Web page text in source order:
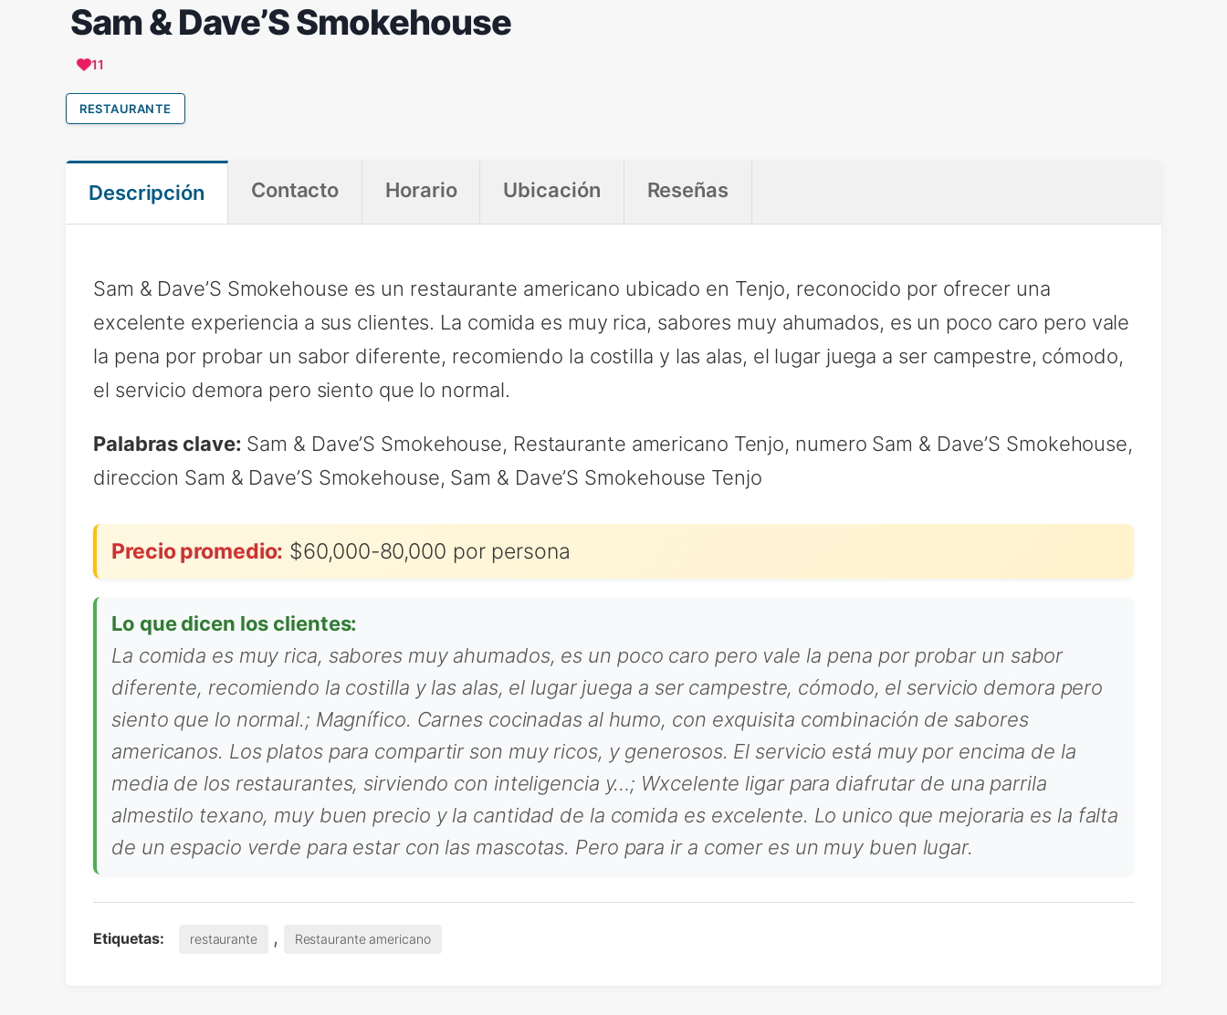
Sam & Dave’S Smokehouse
11
RESTAURANTE
Descripción Contacto Horario Ubicación Reseñas
Sam & Dave’S Smokehouse es un restaurante americano ubicado en Tenjo, reconocido por ofrecer una
excelente experiencia a sus clientes. La comida es muy rica, sabores muy ahumados, es un poco caro pero vale
la pena por probar un sabor diferente, recomiendo la costilla y las alas, el lugar juega a ser campestre, cómodo,
el servicio demora pero siento que lo normal.
Palabras clave: Sam & Dave’S Smokehouse, Restaurante americano Tenjo, numero Sam & Dave’S Smokehouse,
direccion Sam & Dave’S Smokehouse, Sam & Dave’S Smokehouse Tenjo
Precio promedio: $60,000-80,000 por persona
Lo que dicen los clientes:
La comida es muy rica, sabores muy ahumados, es un poco caro pero vale la pena por probar un sabor
diferente, recomiendo la costilla y las alas, el lugar juega a ser campestre, cómodo, el servicio demora pero
siento que lo normal.; Magnífico. Carnes cocinadas al humo, con exquisita combinación de sabores
americanos. Los platos para compartir son muy ricos, y generosos. El servicio está muy por encima de la
media de los restaurantes, sirviendo con inteligencia y…; Wxcelente ligar para diafrutar de una parrila
almestilo texano, muy buen precio y la cantidad de la comida es excelente. Lo unico que mejoraria es la falta
de un espacio verde para estar con las mascotas. Pero para ir a comer es un muy buen lugar.
Etiquetas: restaurante , Restaurante americano